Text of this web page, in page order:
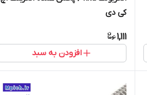
کی دی
1,111
افزودن به سبد